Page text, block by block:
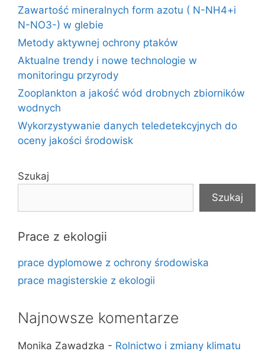
Zawartość mineralnych form azotu ( N-NH4+i
N-NO3-) w glebie
Metody aktywnej ochrony ptaków
Aktualne trendy i nowe technologie w
monitoringu przyrody
Zooplankton a jakość wód drobnych zbiorników
wodnych
Wykorzystywanie danych teledetekcyjnych do
oceny jakości środowisk
Szukaj
Szukaj
Prace z ekologii
prace dyplomowe z ochrony środowiska
prace magisterskie z ekologii
Najnowsze komentarze
Monika Zawadzka - Rolnictwo i zmiany klimatu